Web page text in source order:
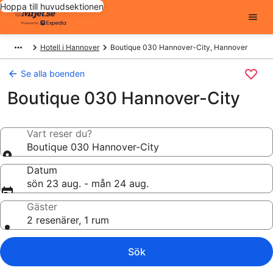
Hoppa till huvudsektionen
Hotell i Hannover Boutique 030 Hannover-City, Hannover
Se alla boenden
Boutique 030 Hannover-City
Vart reser du?
Boutique 030 Hannover-City
Datum
sön 23 aug. - mån 24 aug.
Gäster
2 resenärer, 1 rum
Sök